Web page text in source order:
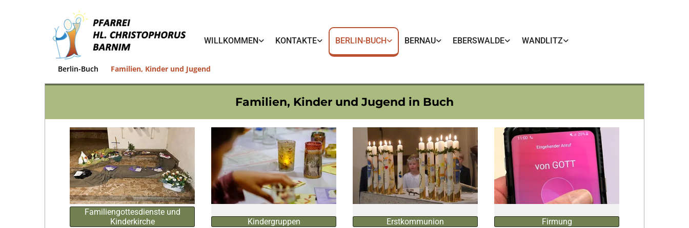
WILLKOMMEN KONTAKTE BERLIN-BUCH BERNAU EBERSWALDE WANDLITZ
Berlin-Buch Familien, Kinder und Jugend
Familien, Kinder und Jugend in Buch
Familiengottesdienste und
Kinderkirche
Kindergruppen Erstkommunion Firmung